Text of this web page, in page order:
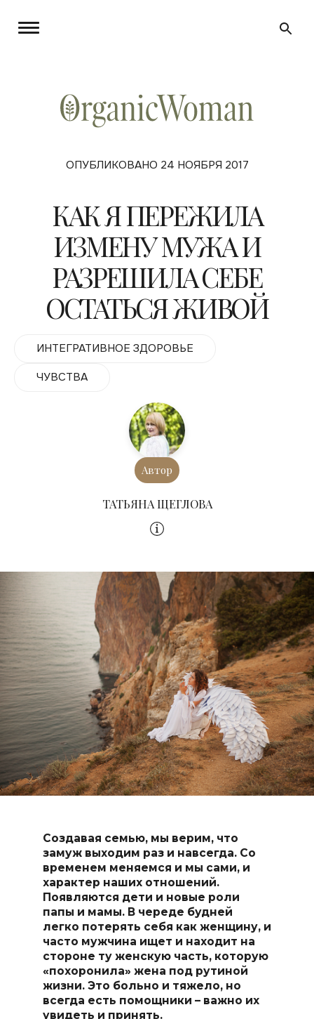
ОПУБЛИКОВАНО 24 НОЯБРЯ 2017
КАК Я ПЕРЕЖИЛА
ИЗМЕНУ МУЖА И
РАЗРЕШИЛА СЕБЕ
ОСТАТЬСЯ ЖИВОЙ
ИНТЕГРАТИВНОЕ ЗДОРОВЬЕ
ЧУВСТВА
Автор
ТАТЬЯНА ЩЕГЛОВА
Создавая семью, мы верим, что
замуж выходим раз и навсегда. Со
временем меняемся и мы сами, и
характер наших отношений.
Появляются дети и новые роли
папы и мамы. В череде будней
легко потерять себя как женщину, и
часто мужчина ищет и находит на
стороне ту женскую часть, которую
«похоронила» жена под рутиной
жизни. Это больно и тяжело, но
всегда есть помощники – важно их
увидеть и принять.